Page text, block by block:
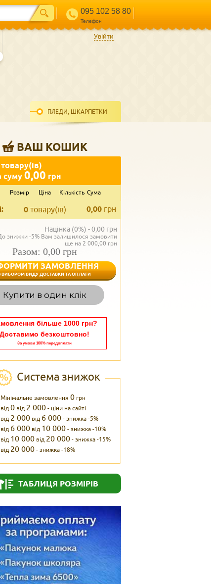
095 102 58 80
Телефон
ПЛЕДИ, ШКАРПЕТКИ
Увійти
ВАШ КОШИК
товару(ів)
суму0,00 грн
Розмір Ціна Кількість Сума
0,00 грн
0 товару(ів)
Націнка (0%) -0,00 грн
знижки -5% Вам залишилося замовити
ще на 2 000,00 грн
Разом: 0,00 грн
ЗАМОВЛЕННЯ
ВИБОРОМ ВИДУ ДОСТАВКИ ТА ОПЛАТИ
Купити в один клік
більше 1000 грн?
Доставимо безкоштовно!
За умови 100% передоплати
Система знижок
Мінімальне замовлення 0 грн
від0 від 2 000- ціни на сайті
від 2 000 від 6 000- знижка -5%
від 6 000 від 10 000- знижка -10%
від 10 000 від 20 000- знижка -15%
від 20 000- знижка -18%
ТАБЛИЦЯ РОЗМІРІВ